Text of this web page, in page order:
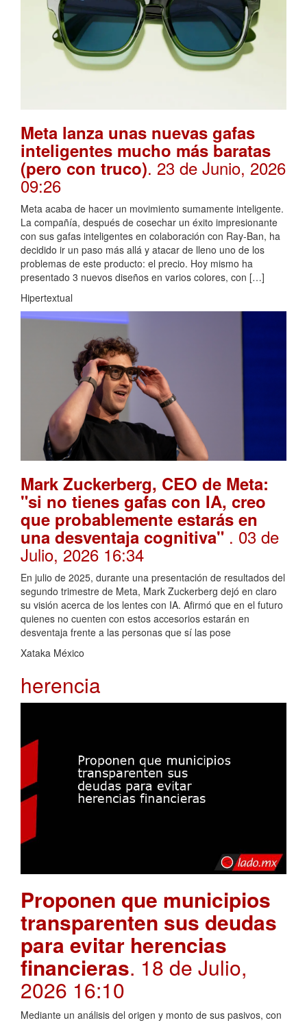
Meta lanza unas nuevas gafas
inteligentes mucho más baratas
(pero con truco). 23 de Junio, 2026
09:26
Meta acaba de hacer un movimiento sumamente inteligente.
La compañía, después de cosechar un éxito impresionante
con sus gafas inteligentes en colaboración con Ray-Ban, ha
decidido ir un paso más allá y atacar de lleno uno de los
problemas de este producto: el precio. Hoy mismo ha
presentado 3 nuevos diseños en varios colores, con […]
Hipertextual
Mark Zuckerberg, CEO de Meta:
"si no tienes gafas con IA, creo
que probablemente estarás en
una desventaja cognitiva" . 03 de
Julio, 2026 16:34
En julio de 2025, durante una presentación de resultados del
segundo trimestre de Meta, Mark Zuckerberg dejó en claro
su visión acerca de los lentes con IA. Afirmó que en el futuro
quienes no cuenten con estos accesorios estarán en
desventaja frente a las personas que sí las pose
Xataka México
herencia
Proponen que municipios
transparenten sus deudas
para evitar herencias
financieras. 18 de Julio,
2026 16:10
Mediante un análisis del origen y monto de sus pasivos, con